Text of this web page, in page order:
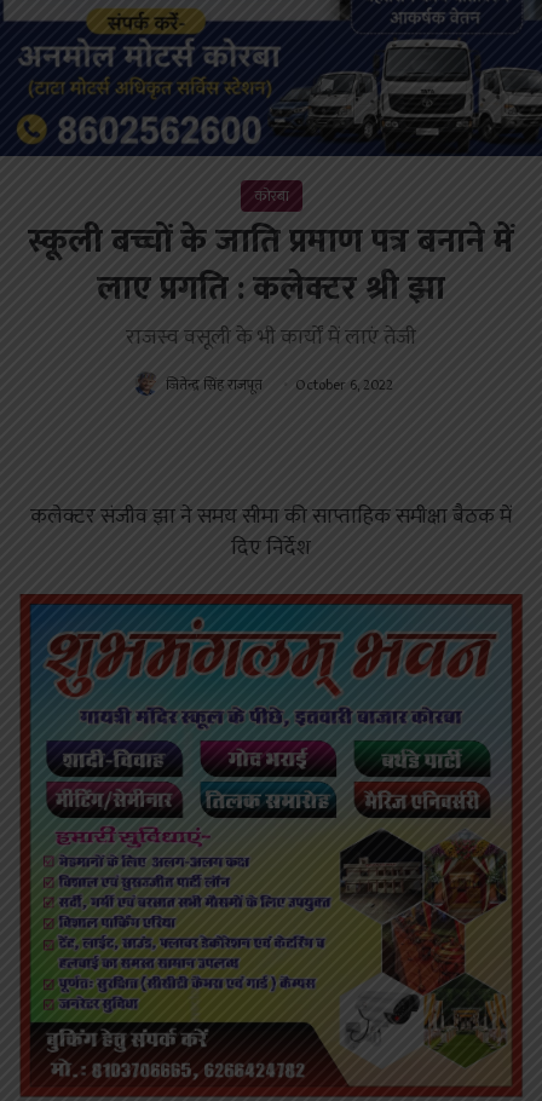
कोरबा
स्कूली बच्चों के जाति प्रमाण पत्र बनाने में
लाए प्रगति : कलेक्टर श्री झा
राजस्व वसूली के भी कार्यों में लाएं तेजी
जितेन्द्र सिंह राजपूत October 6, 2022
कलेक्टर संजीव झा ने समय सीमा की साप्ताहिक समीक्षा बैठक में
दिए निर्देश